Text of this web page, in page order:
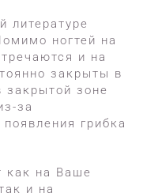
литературе
ногтей на
и на
закрыты в
закрытой зоне
за
грибка
как на Ваше
и на